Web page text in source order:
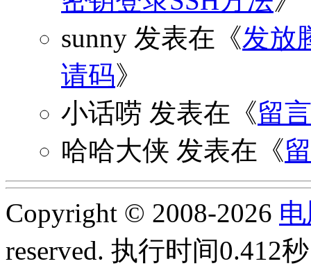
sunny 发表在《发放
请码》
小话唠 发表在《留
哈哈大侠 发表在《
Copyright © 2008-2026
reserved. 执行时间0.412秒